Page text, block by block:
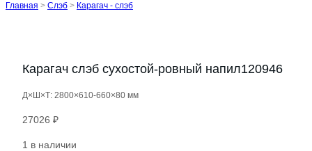
Главная > Слэб > Карагач - слэб
Карагач слэб сухостой-ровный напил120946
Д×Ш×Т: 2800×610-660×80 мм
27026 ₽
1 в наличии